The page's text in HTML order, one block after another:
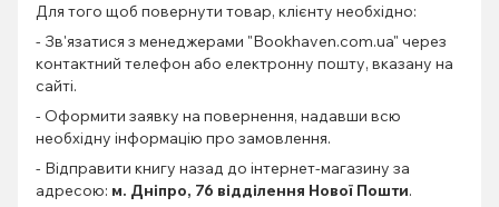
Для того щоб повернути товар, клієнту необхідно:
- Зв'язатися з менеджерами "Bookhaven.com.ua" через
контактний телефон або електронну пошту, вказану на
сайті.
- Оформити заявку на повернення, надавши всю
необхідну інформацію про замовлення.
- Відправити книгу назад до інтернет-магазину за
адресою: м. Дніпро, 76 відділення Нової Пошти.